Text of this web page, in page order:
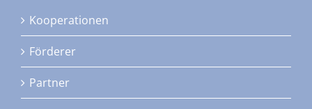
Kooperationen
Förderer
Partner